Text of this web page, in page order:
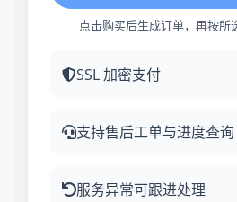
点击购买后生成订单，再按所
SSL 加密支付
支持售后工单与进度查询
服务异常可跟进处理